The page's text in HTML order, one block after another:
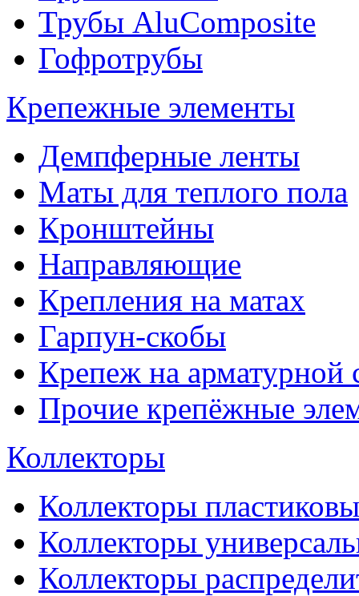
Трубы AluComposite
Гофротрубы
Крепежные элементы
Демпферные ленты
Маты для теплого пола
Кронштейны
Направляющие
Крепления на матах
Гарпун-скобы
Крепеж на арматурной
Прочие крепёжные
Коллекторы
Коллекторы
Коллекторы
Коллекторы